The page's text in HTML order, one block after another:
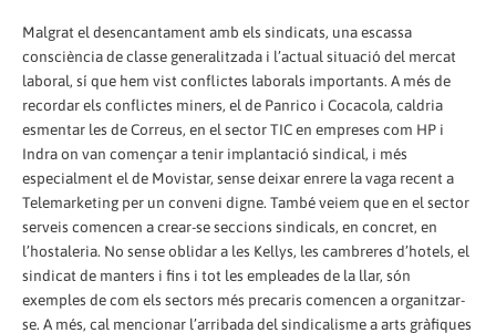
Malgrat el desencantament amb els sindicats, una escassa
consciència de classe generalitzada i l’actual situació del mercat
laboral, sí que hem vist conflictes laborals importants. A més de
recordar els conflictes miners, el de Panrico i Cocacola, caldria
esmentar les de Correus, en el sector TIC en empreses com HP i
Indra on van començar a tenir implantació sindical, i més
especialment el de Movistar, sense deixar enrere la vaga recent a
Telemarketing per un conveni digne. També veiem que en el sector
serveis comencen a crear-se seccions sindicals, en concret, en
l’hostaleria. No sense oblidar a les Kellys, les cambreres d’hotels, el
sindicat de manters i fins i tot les empleades de la llar, són
exemples de com els sectors més precaris comencen a organitzar-
se. A més, cal mencionar l’arribada del sindicalisme a arts gràfiques